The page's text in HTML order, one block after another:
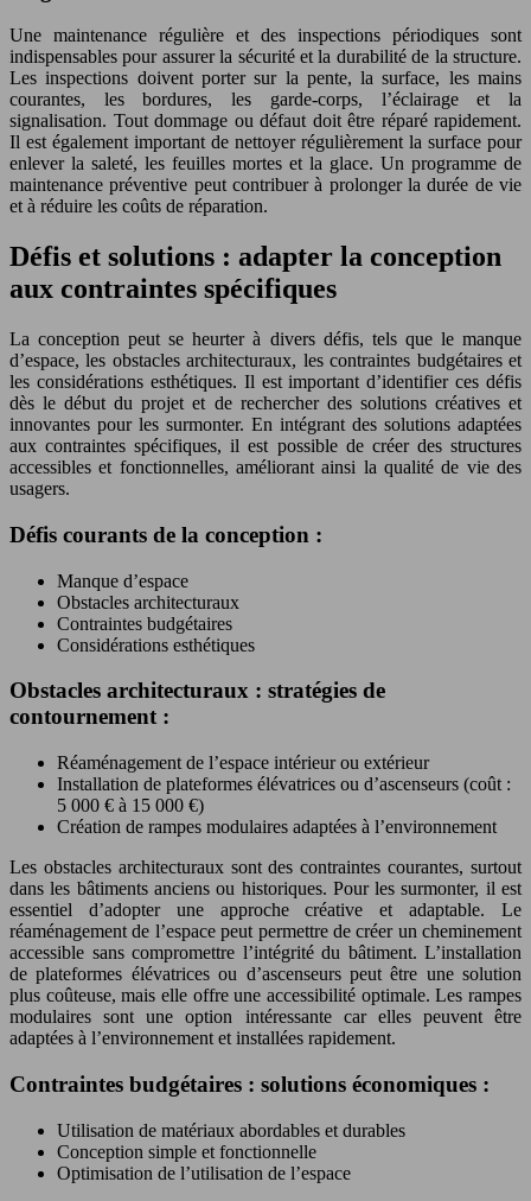
Une maintenance régulière et des inspections périodiques sont
indispensables pour assurer la sécurité et la durabilité de la structure.
Les inspections doivent porter sur la pente, la surface, les mains
courantes, les bordures, les garde-corps, l’éclairage et la
signalisation. Tout dommage ou défaut doit être réparé rapidement.
Il est également important de nettoyer régulièrement la surface pour
enlever la saleté, les feuilles mortes et la glace. Un programme de
maintenance préventive peut contribuer à prolonger la durée de vie
et à réduire les coûts de réparation.
Défis et solutions : adapter la conception
aux contraintes spécifiques
La conception peut se heurter à divers défis, tels que le manque
d’espace, les obstacles architecturaux, les contraintes budgétaires et
les considérations esthétiques. Il est important d’identifier ces défis
dès le début du projet et de rechercher des solutions créatives et
innovantes pour les surmonter. En intégrant des solutions adaptées
aux contraintes spécifiques, il est possible de créer des structures
accessibles et fonctionnelles, améliorant ainsi la qualité de vie des
usagers.
Défis courants de la conception :
Manque d’espace
Obstacles architecturaux
Contraintes budgétaires
Considérations esthétiques
Obstacles architecturaux : stratégies de
contournement :
Réaménagement de l’espace intérieur ou extérieur
Installation de plateformes élévatrices ou d’ascenseurs (coût :
5 000 € à 15 000 €)
Création de rampes modulaires adaptées à l’environnement
Les obstacles architecturaux sont des contraintes courantes, surtout
dans les bâtiments anciens ou historiques. Pour les surmonter, il est
essentiel d’adopter une approche créative et adaptable. Le
réaménagement de l’espace peut permettre de créer un cheminement
accessible sans compromettre l’intégrité du bâtiment. L’installation
de plateformes élévatrices ou d’ascenseurs peut être une solution
plus coûteuse, mais elle offre une accessibilité optimale. Les rampes
modulaires sont une option intéressante car elles peuvent être
adaptées à l’environnement et installées rapidement.
Contraintes budgétaires : solutions économiques :
Utilisation de matériaux abordables et durables
Conception simple et fonctionnelle
Optimisation de l’utilisation de l’espace